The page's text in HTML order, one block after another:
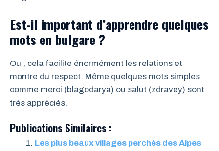
Est-il important d’apprendre quelques
mots en bulgare ?
Oui, cela facilite énormément les relations et
montre du respect. Même quelques mots simples
comme merci (blagodarya) ou salut (zdravey) sont
très appréciés.
Publications Similaires :
Les plus beaux villages perchés des Alpes